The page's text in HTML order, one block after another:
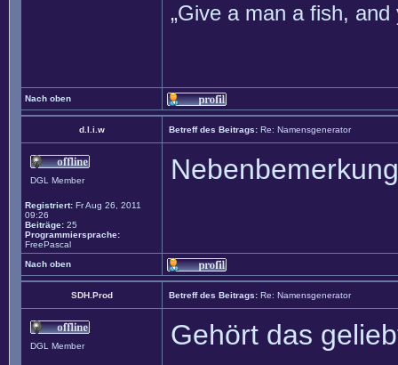
„Give a man a fish,
Nach oben
d.l.i.w Betreff des Beitrags: Re: Namensgenerator
DGL Member
Registriert: Fr Aug 26, 2011
09:26
Beiträge: 25
Programmiersprache:
FreePascal
Nach oben
SDH.Prod Betreff des Beitrags: Re: Namensgenerator
DGL Member Gehört das